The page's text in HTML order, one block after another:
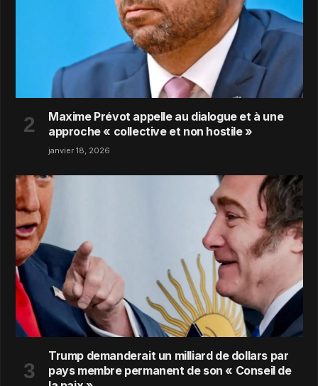
Maxime Prévot appelle au dialogue et à une
approche « collective et non hostile »
janvier 18, 2026
Trump demanderait un milliard de dollars par
pays membre permanent de son « Conseil de